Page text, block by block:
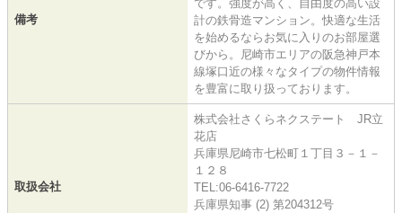
備考
です。強度が高く、自由度の高い設
計の鉄骨造マンション。快適な生活
を始めるならお気に入りのお部屋選
びから。尼崎市エリアの阪急神戸本
線塚口近の様々なタイプの物件情報
を豊富に取り扱っております。
取扱会社
株式会社さくらネクステート JR立
花店
兵庫県尼崎市七松町１丁目３－１－
１２８
TEL:06-6416-7722
兵庫県知事 (2) 第204312号